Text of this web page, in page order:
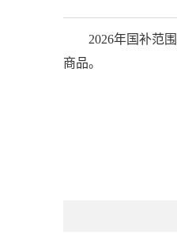
2026年国补范
商品。